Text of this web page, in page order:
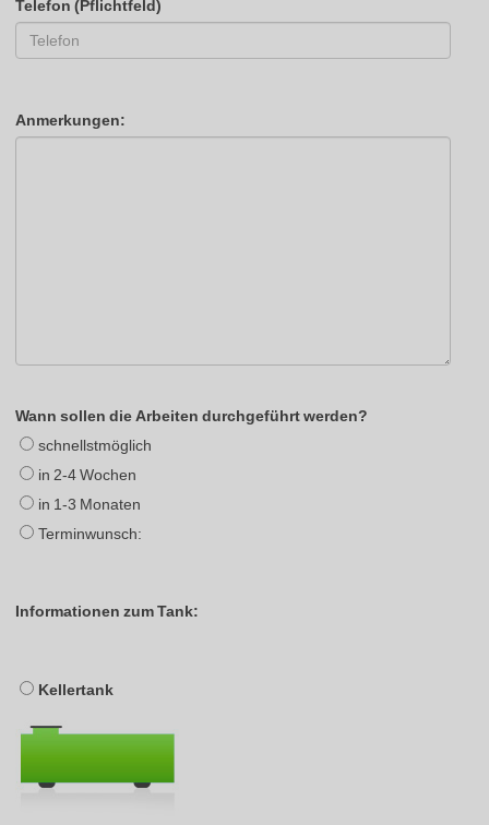
Telefon (Pflichtfeld)
Anmerkungen:
Wann sollen die Arbeiten durchgeführt werden?
schnellstmöglich
in 2-4 Wochen
in 1-3 Monaten
Terminwunsch:
Informationen zum Tank:
Kellertank